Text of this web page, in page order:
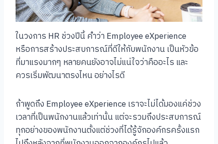
ในวงการ HR ช่วงปีนี้ คำว่า Employee eXperience
หรือการสร้างประสบการณ์ที่ดีให้กับพนักงาน เป็นหัวข้อ
ที่มาแรงมากๆ หลายคนยังอาจไม่แน่ใจว่าคืออะไร และ
ควรเริ่มพัฒนาตรงไหน อย่างไรดี
ถ้าพูดถึง Employee eXperience เราจะไม่ได้มองแค่ช่วง
เวลาที่เป็นพนักงานแล้วเท่านั้น แต่จะรวมถึงประสบการณ์
ทุกอย่างของพนักงานตั้งแต่ช่วงที่ได้รู้จักองค์กรครั้งแรก